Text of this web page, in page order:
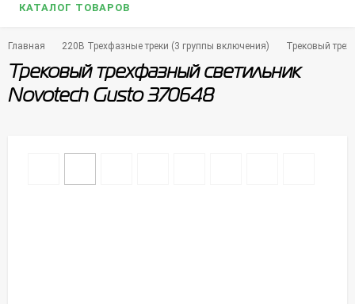
КАТАЛОГ ТОВАРОВ
Главная 220В Трехфазные треки (3 группы включения) Трековый
Трековый трехфазный светильник
Novotech Gusto 370648